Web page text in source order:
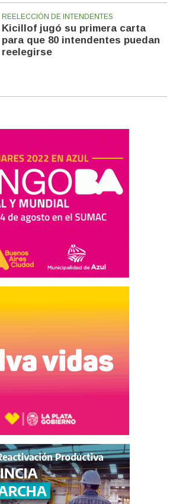
REELECCIÓN DE INTENDENTES
Kicillof jugó su primera carta
para que 80 intendentes puedan
reelegirse